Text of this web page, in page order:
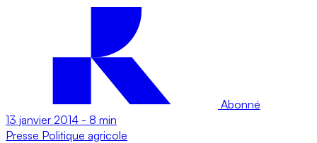
Abonné
13 janvier 2014 - 8 min
Presse Politique agricole